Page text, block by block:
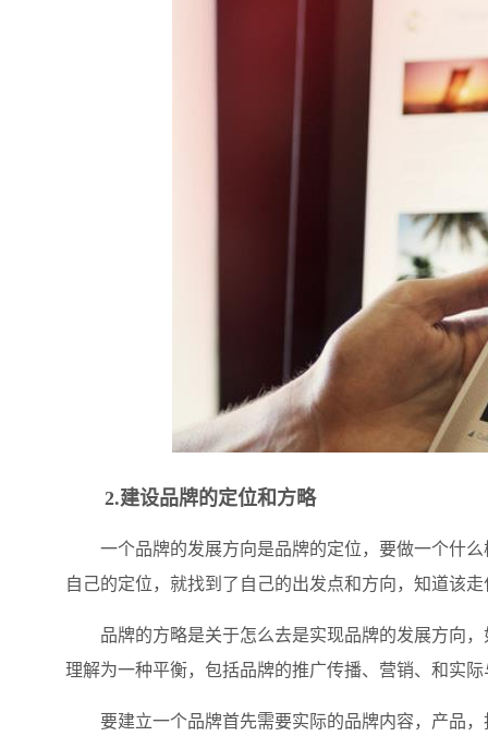
2.建设品牌的定位和方略
一个品牌的发展方向是品牌的定位，要做一个什么
自己的定位，就找到了自己的出发点和方向，知道该
品牌的方略是关于怎么去是实现品牌的发展方向，
理解为一种平衡，包括品牌的推广传播、营销、和实
要建立一个品牌首先需要实际的品牌内容，产品，